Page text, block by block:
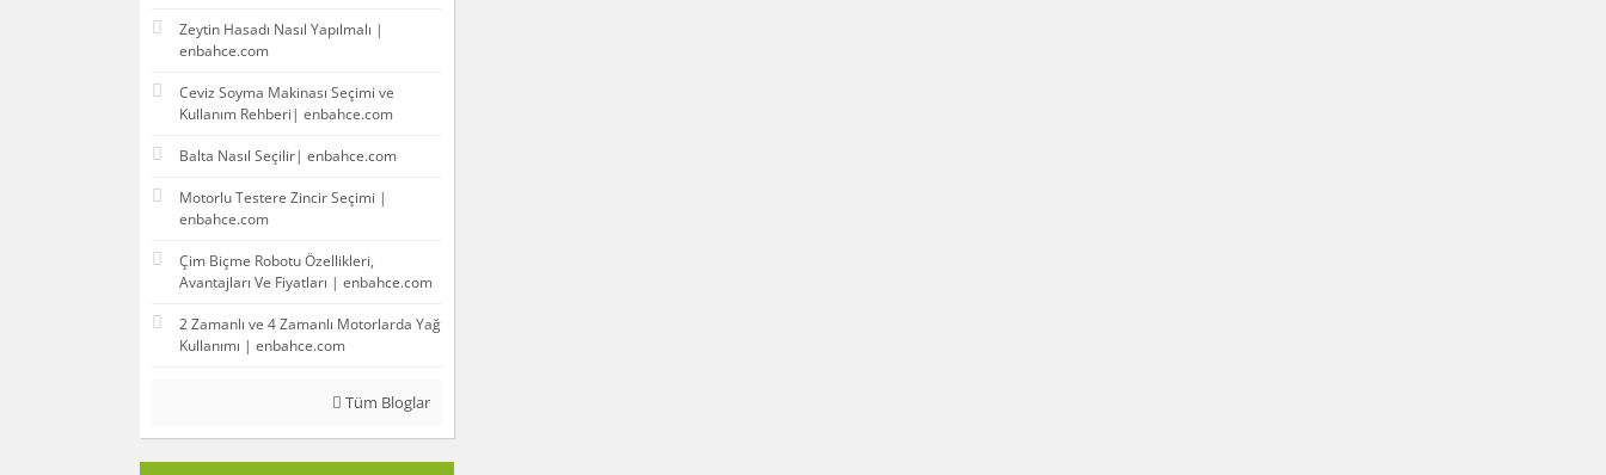
Zeytin Hasadı Nasıl Yapılmalı |
enbahce.com
Ceviz Soyma Makinası Seçimi ve
Kullanım Rehberi| enbahce.com
Balta Nasıl Seçilir| enbahce.com
Motorlu Testere Zincir Seçimi |
enbahce.com
Çim Biçme Robotu Özellikleri,
Avantajları Ve Fiyatları | enbahce.com
2 Zamanlı ve 4 Zamanlı Motorlarda Yağ
Kullanımı | enbahce.com
Tüm Bloglar